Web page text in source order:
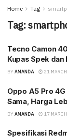
Home Tag
Tag:
Tecno Camon
Kupas Spek dan
BY AMANDA 21
Oppo A5 Pro
Sama, Harga
BY AMANDA 17
Spesifikasi